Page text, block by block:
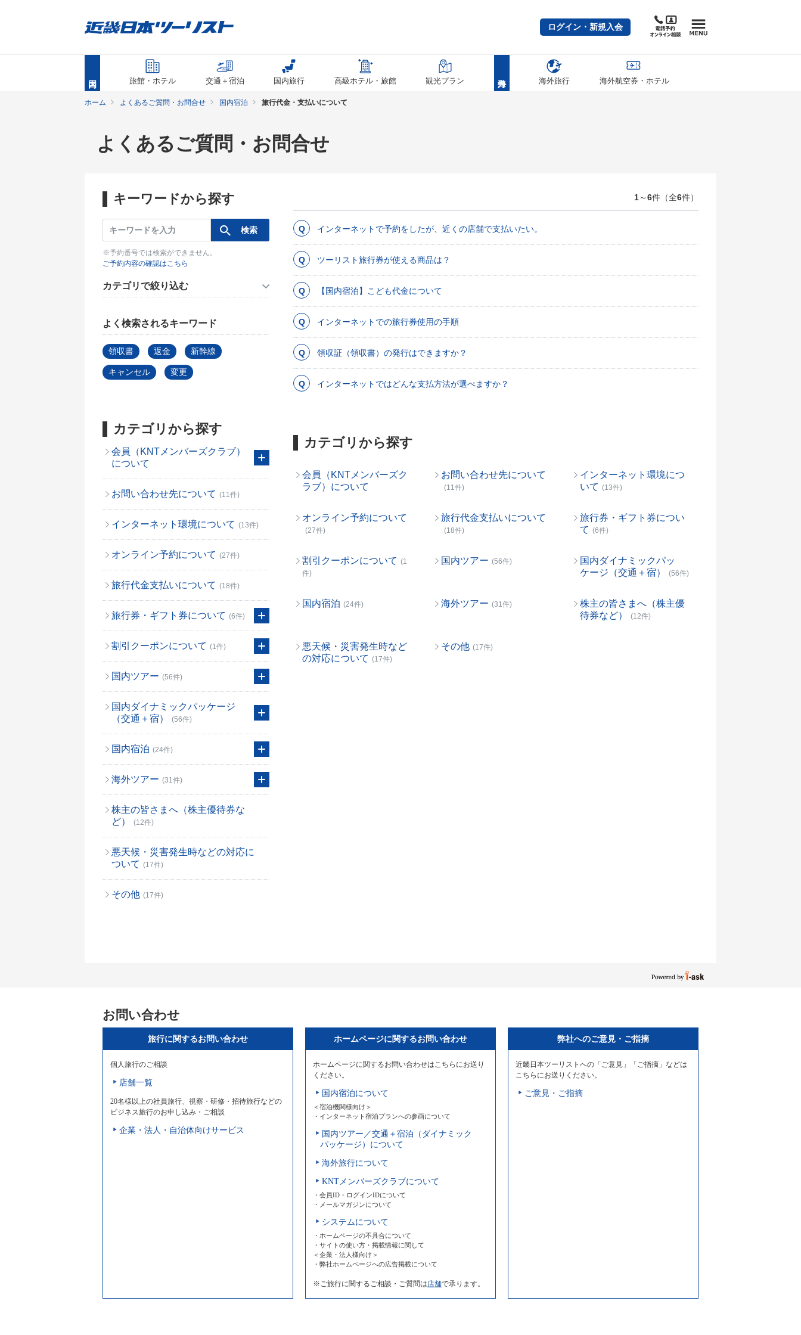
ログイン・新規入会
旅館・ホテル 交通＋宿泊 国内旅行 高級ホテル・旅館 観光プラン 海外旅行 海外航空券・ホテル
ホーム よくあるご質問・お問合せ 国内宿泊 旅行代金・支払いについて
よくあるご質問・お問合せ
キーワードから探す
※予約番号では検索ができません。
ご予約内容の確認はこちら
カテゴリで絞り込む
よく検索されるキーワード
領収書 返金 新幹線
キャンセル 変更
カテゴリから探す
会員（KNTメンバーズクラブ）
について
お問い合わせ先について (11件)
インターネット環境について (13件)
オンライン予約について (27件)
旅行代金支払いについて (18件)
旅行券・ギフト券について (6件)
割引クーポンについて (1件)
国内ツアー (56件)
国内ダイナミックパッケージ
（交通＋宿）
(56件)
国内宿泊 (24件)
海外ツアー (31件)
株主の皆さまへ（株主優待券な
ど）
(12件)
悪天候・災害発生時などの対応に
ついて (17件)
その他 (17件)
1～6件（全6件）
インターネットで予約をしたが、近くの店舗で支払いたい。
ツーリスト旅行券が使える商品は？
【国内宿泊】こども代金について
インターネットでの旅行券使用の手順
領収証（領収書）の発行はできますか？
インターネットではどんな支払方法が選べますか？
カテゴリから探す
会員（KNTメンバーズク
ラブ）について
お問い合わせ先について
(11件)
インターネット環境につ
いて (13件)
オンライン予約について
(27件)
旅行代金支払いについて
(18件)
旅行券・ギフト券につい
て (6件)
割引クーポンについて (1
件)
国内ツアー (56件)
国内ダイナミックパッ
ケージ（交通＋宿）
(56件)
国内宿泊 (24件) 海外ツアー (31件)
株主の皆さまへ（株主優
待券など）
(12件)
悪天候・災害発生時など
の対応について (17件)
その他 (17件)
お問い合わせ
旅行に関するお問い合わせ
個人旅行のご相談
店舗一覧
20名様以上の社員旅行、視察・研修・招待旅行などの
ビジネス旅行のお申し込み・ご相談
企業・法人・自治体向けサービス
ホームページに関するお問い合わせ
ホームページに関するお問い合わせはこちらにお送り
ください。
国内宿泊について
＜宿泊機関様向け＞
・インターネット宿泊プランへの参画について
国内ツアー／交通＋宿泊（ダイナミック
パッケージ）について
海外旅行について
KNTメンバーズクラブについて
・会員ID・ログインIDについて
・メールマガジンについて
システムについて
・ホームページの不具合について
・サイトの使い方・掲載情報に関して
＜企業・法人様向け＞
・弊社ホームページへの広告掲載について
※ご旅行に関するご相談・ご質問は店舗で承ります。
弊社へのご意見・ご指摘
近畿日本ツーリストへの「ご意見」「ご指摘」などは
こちらにお送りください。
ご意見・ご指摘